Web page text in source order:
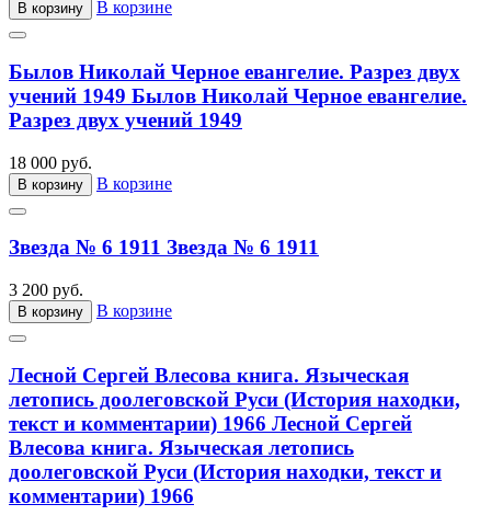
В корзину В корзине
Былов Николай Черное евангелие. Разрез двух
учений 1949 Былов Николай Черное евангелие.
Разрез двух учений 1949
18 000 руб.
В корзину В корзине
Звезда № 6 1911 Звезда № 6 1911
3 200 руб.
В корзину В корзине
Лесной Сергей Влесова книга. Языческая
летопись доолеговской Руси (История находки,
текст и комментарии) 1966 Лесной Сергей
Влесова книга. Языческая летопись
доолеговской Руси (История находки, текст и
комментарии) 1966